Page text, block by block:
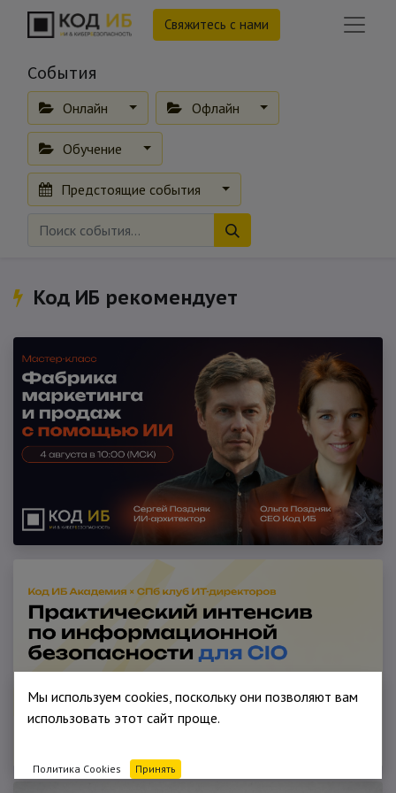
Свяжитесь с нами
События
Онлайн Офлайн
Обучение
Предстоящие события
Код ИБ рекомендует
Мы используем cookies, поскольку они позволяют вам
использовать этот сайт проще.
Политика Cookies Принять